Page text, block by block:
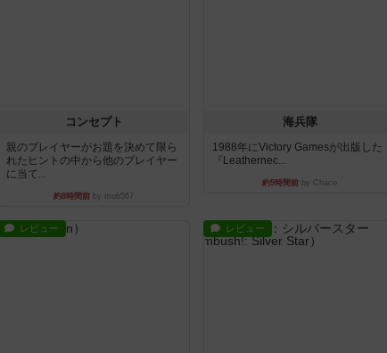
コンセプト
親のプレイヤーがお題を決めて限ら
れたヒントの中から他のプレイヤー
に当て...
約8時間前 by mob567
海兵隊
1988年にVictory Gamesが出版した
『Leathernec...
約9時間前 by Chaco
レビュー レビュー